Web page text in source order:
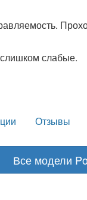
слабые.
Отзывы
Все модели